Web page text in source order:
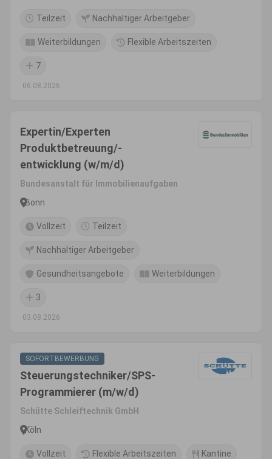
Teilzeit Nachhaltiger Arbeitgeber
Weiterbildungen Flexible Arbeitszeiten
7
06.08.2026
Expertin/Experten
Produktbetreuung/-
entwicklung (w/m/d)
Bundesanstalt für Immobilienaufgaben
Bonn
Vollzeit Teilzeit
Nachhaltiger Arbeitgeber
Gesundheitsangebote Weiterbildungen
3
03.08.2026
SOFORTBEWERBUNG
Steuerungstechniker/SPS-
Programmierer (m/w/d)
Schütte Schleiftechnik GmbH
Köln
Vollzeit Flexible Arbeitszeiten Kantine